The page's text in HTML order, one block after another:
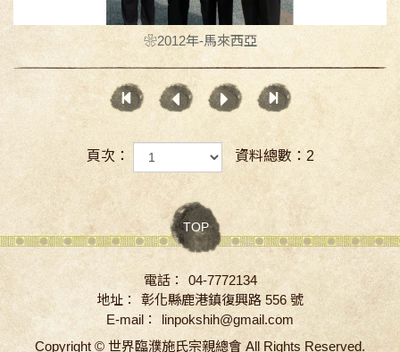
❀2012年-馬來西亞
頁次： 資料總數：2
TOP
電話：
04-7772134
地址： 彰化縣鹿港鎮復興路 556 號
E-mail：
linpokshih@gmail.com
Copyright © 世界臨濮施氏宗親總會 All Rights Reserved.